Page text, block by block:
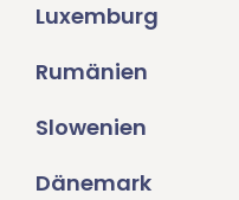
Luxemburg
Rumänien
Slowenien
Dänemark